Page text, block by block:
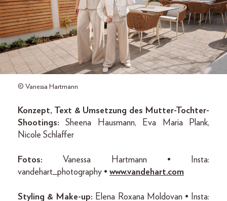
© Vanessa Hartmann
Konzept, Text & Umsetzung des Mutter-Tochter-
Shootings:Sheena Hausmann, Eva Maria Plank,
Nicole Schlaffer
Fotos: Vanessa Hartmann • Insta:
vandehart_photography • www.vandehart.com
Styling & Make-up: Elena Roxana Moldovan • Insta: